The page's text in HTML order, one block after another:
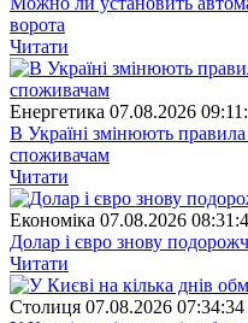
ворота
Читати
Енергетика 07.08.2026
В Україні змінюють правила
споживачам
Читати
Економіка 07.08.2026
Долар і євро знову
Читати
Столиця 07.08.2026 07:34:34